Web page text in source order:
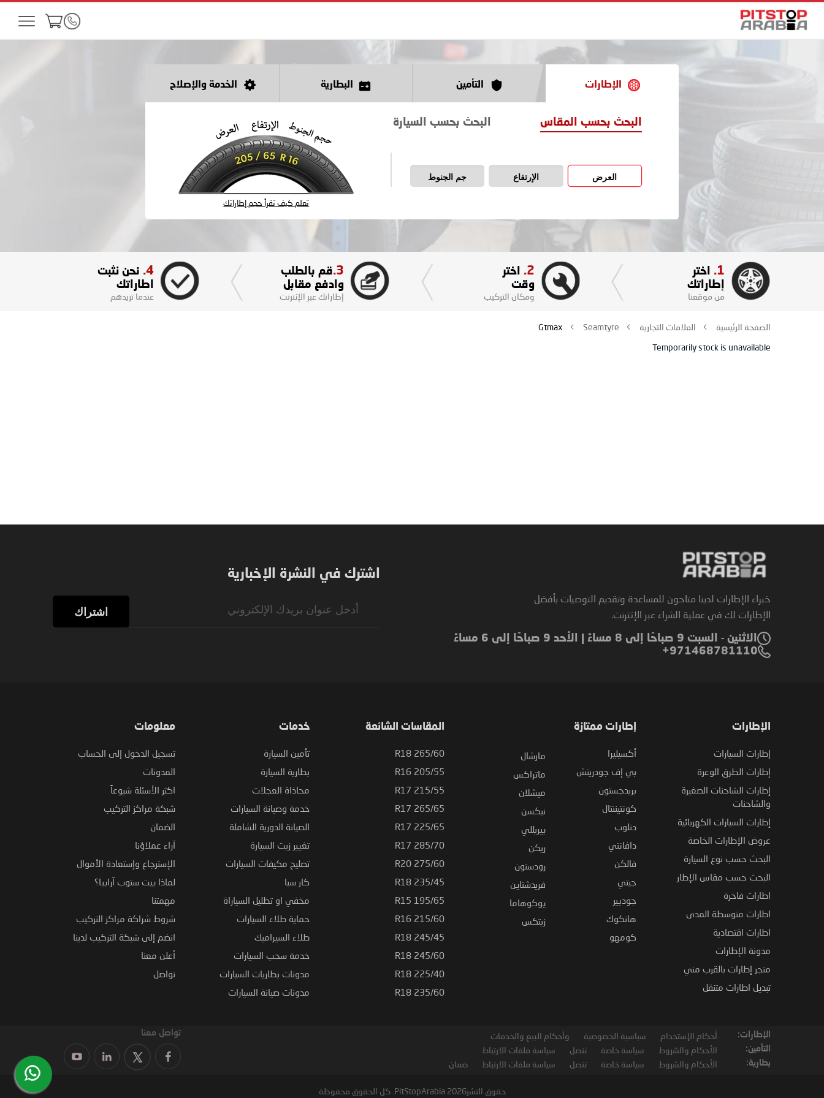
الإطارات التأمين البطارية الخدمة والإصلاح
البحث بحسب المقاس البحث بحسب السيارة
العرض الإرتفاع جم الجنوط
تعلم كيف تقرأ حجم إطاراتك
1.
اختر
إطاراتك
من موقعنا
2.
اختر
وقت
ومكان التركيب
3. قم بالطلب
وادفع مقابل
إطاراتك عبر الإنترنت
4. نحن نثبت
اطاراتك
عندما تريدهم
الصفحة الرئيسية العلامات التجارية Seamtyre
Gtmax
Temporarily stock is unavailable
خبراء الإطارات لدينا متاحون للمساعدة وتقديم التوصيات بأفضل
الإطارات لك في عملية الشراء عبر الإنترنت.
الاثنين - السبت 9 صباحًا إلى 8 مساءً | الأحد 9 صباحًا إلى 6 مساءً
971468781110+
اشترك في النشرة الإخبارية
اشتراك
الإطارات
إطارات السيارات
إطارات الطرق الوعرة
إطارات الشاحنات الصغيرة
والشاحنات
إطارات السيارات الكهربائية
عروض الإطارات الخاصة
البحث حسب نوع السيارة
البحث حسب مقاس الإطار
اطارات فاخرة
اطارات متوسطة المدى
اطارات اقتصادية
مدونة الإطارات
متجر إطارات بالقرب مني
تبديل اطارات متنقل
إطارات ممتازة
أكسيليرا
بي إف جودريتش
بريدجستون
كونتيننتال
دنلوب
دافانتي
فالكن
جيتي
جوديير
هانكوك
كومهو
مارشال
ماتراكس
ميشلان
نيكسن
بيريللي
ريكن
رودستون
فريدشتاين
يوكوهاما
زيتكس
المقاسات الشائعة
265/60 R18
205/55 R16
215/55 R17
265/65 R17
225/65 R17
285/70 R17
275/60 R20
235/45 R18
195/65 R15
215/60 R16
245/45 R18
245/60 R18
225/40 R18
235/60 R18
خدمات
تأمين السيارة
بطارية السيارة
محاذاة العجلات
خدمة وصيانة السيارات
الصيانة الدورية الشاملة
تغيير زيت السيارة
تصليح مكيفات السيارات
كار سبا
مخفي او تظليل السياراة
حماية طلاء السيارات
طلاء السيراميك
خدمة سحب السيارات
مدونات بطاريات السيارات
مدونات صيانة السيارات
معلومات
تسجيل الدخول إلى الحساب
المدونات
اكثر الأسئلة شيوعاً
شبكة مراكز التركيب
الضمان
آراء عملاؤنا
الإسترجاع وإستعادة الأموال
لماذا بيت ستوب آرابيا؟
مهمتنا
شروط شراكة مراكز التركيب
انضم إلى شبكة التركيب لدينا
أعلن معنا
تواصل
الإطارات: أحكام الإستخدام سياسية الخصوصية وأحكام البيع والخدمات
التأمين: الأحكام والشروط سياسة خاصة تنصل سياسة ملفات الارتباط
بطارية: الأحكام والشروط سياسة خاصة تنصل سياسة ملفات الارتباط ضمان
تواصل معنا
حقوق النشر2026 PitStopArabia. كل الحقوق محفوظة